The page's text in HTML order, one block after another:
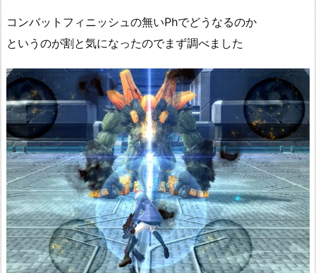
コンバットフィニッシュの無いPhでどうなるのか
というのが割と気になったのでまず調べました